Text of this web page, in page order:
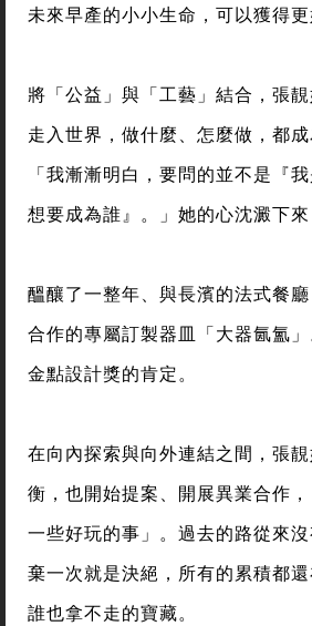
未來早產的小小生命，可以獲得更
將「公益」與「工藝」結合，張
走入世界，做什麼、怎麼做，都成
「我漸漸明白，要問的並不是『
想要成為誰』。」她的心沈澱下來
醞釀了一整年、與長濱的法式餐
合作的專屬訂製器皿「大器氤氳
金點設計獎的肯定。
在向內探索與向外連結之間，張
衡，也開始提案、開展異業合作
一些好玩的事」。過去的路從來
棄一次就是決絕，所有的累積都
誰也拿不走的寶藏。